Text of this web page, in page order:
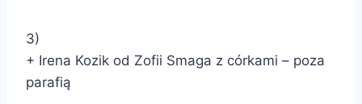
3)
+ Irena Kozik od Zofii Smaga z córkami – poza
parafią